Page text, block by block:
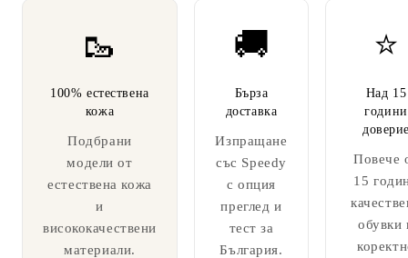
🥾
100% естествена
кожа
Подбрани
модели от
естествена кожа
и
висококачествени
материали.
🚚
Бърза
доставка
Изпращане
със Speedy
с опция
преглед и
тест за
България.
⭐
Над 15
години
Повече
15
обувки